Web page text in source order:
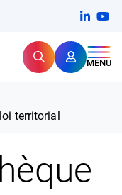
RechercherMENU
pour
territorial